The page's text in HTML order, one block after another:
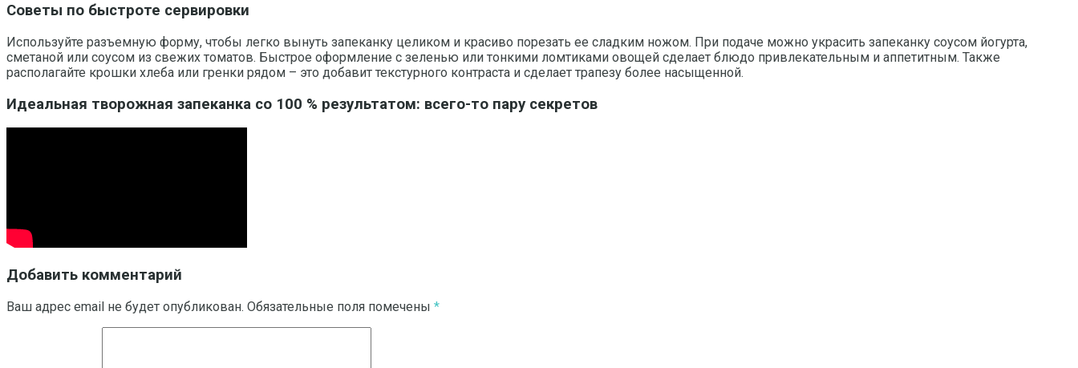
Советы по быстроте сервировки
Используйте разъемную форму, чтобы легко вынуть запеканку целиком и красиво порезать ее сладким ножом. При подаче можно украсить запеканку соусом йогурта,
сметаной или соусом из свежих томатов. Быстрое оформление с зеленью или тонкими ломтиками овощей сделает блюдо привлекательным и аппетитным. Также
располагайте крошки хлеба или гренки рядом – это добавит текстурного контраста и сделает трапезу более насыщенной.
Идеальная творожная запеканка со 100 % результатом: всего-то пару секретов
Добавить комментарий
Ваш адрес email не будет опубликован. Обязательные поля помечены *